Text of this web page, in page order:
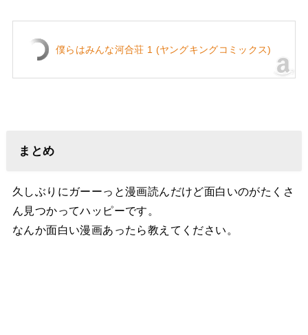
僕らはみんな河合荘 1 (ヤングキングコミックス)
まとめ
久しぶりにガーーっと漫画読んだけど面白いのがたくさ
ん見つかってハッピーです。
なんか面白い漫画あったら教えてください。